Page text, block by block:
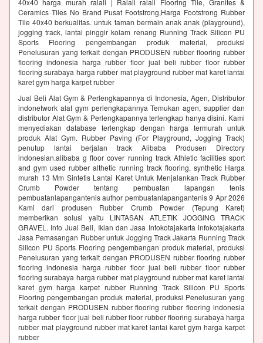
40x40 harga murah ralali | Ralali ralali Flooring Tile, Granites &
Ceramics Tiles No Brand Pusat Footstrong,Harga Footstrong Rubber
Tile 40x40 berkualitas. untuk taman bermain anak anak (playground),
jogging track, lantai pinggir kolam renang Running Track Silicon PU
Sports Flooring pengembangan produk material, produksi
Penelusuran yang terkait dengan PRODUSEN rubber flooring rubber
flooring indonesia harga rubber floor jual beli rubber floor rubber
flooring surabaya harga rubber mat playground rubber mat karet lantai
karet gym harga karpet rubber
Jual Beli Alat Gym & Perlengkapannya di Indonesia, Agen, Distributor
indonetwork alat gym perlengkapannya Temukan agen, supplier dan
distributor Alat Gym & Perlengkapannya terlengkap hanya disini. Kami
menyediakan database terlengkap dengan harga termurah untuk
produk Alat Gym. Rubber Paving (For Playground, Jogging Track)
penutup lantai berjalan track Alibaba Produsen Directory
indonesian.alibaba g floor cover running track Athletic facilities sport
and gym used rubber althetic running track flooring, synthetic Harga
murah 13 Mm Sintetis Lantai Karet Untuk Menjalankan Track Rubber
Crumb Powder tentang pembuatan lapangan tenis
pembuatanlapangantenis author pembuatanlapangantenis 9 Apr 2026
Kami dari produsen Rubber Crumb Powder (Tepung Karet)
memberikan solusi yaitu LINTASAN ATLETIK JOGGING TRACK
GRAVEL. Info Jual Beli, Iklan dan Jasa Infokotajakarta infokotajakarta
Jasa Pemasangan Rubber untuk Jogging Track Jakarta Running Track
Silicon PU Sports Flooring pengembangan produk material, produksi
Penelusuran yang terkait dengan PRODUSEN rubber flooring rubber
flooring indonesia harga rubber floor jual beli rubber floor rubber
flooring surabaya harga rubber mat playground rubber mat karet lantai
karet gym harga karpet rubber Running Track Silicon PU Sports
Flooring pengembangan produk material, produksi Penelusuran yang
terkait dengan PRODUSEN rubber flooring rubber flooring indonesia
harga rubber floor jual beli rubber floor rubber flooring surabaya harga
rubber mat playground rubber mat karet lantai karet gym harga karpet
rubber